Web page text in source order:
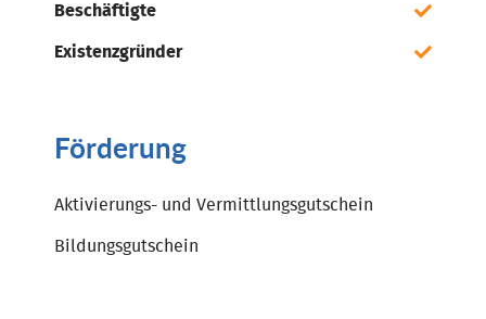
Beschäftigte
Existenzgründer
Förderung
Aktivierungs- und Vermittlungsgutschein
Bildungsgutschein